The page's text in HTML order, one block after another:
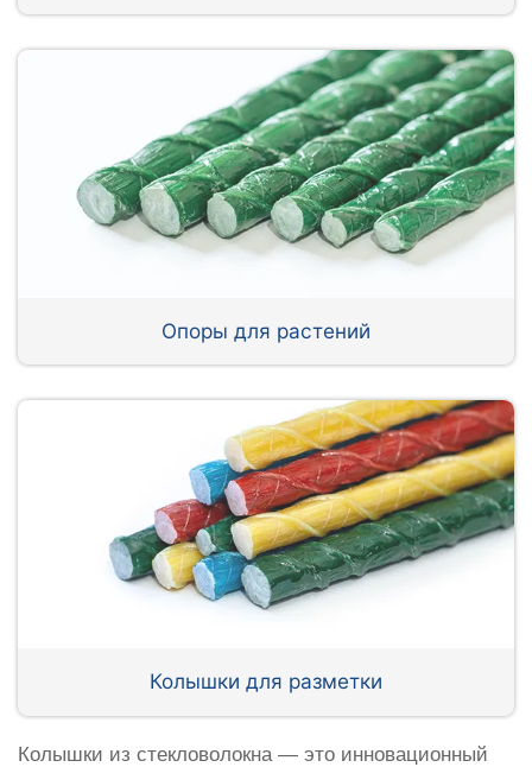
Опоры для растений
Колышки для разметки
Колышки из стекловолокна — это инновационный